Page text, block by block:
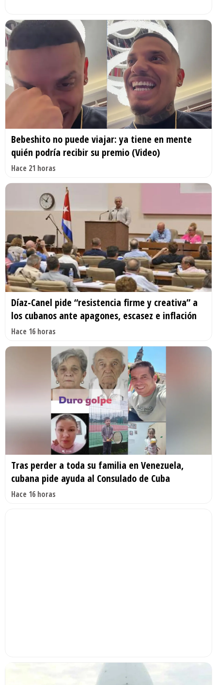
Bebeshito no puede viajar: ya tiene en mente
quién podría recibir su premio (Video)
Hace 21 horas
Díaz-Canel pide “resistencia firme y creativa” a
los cubanos ante apagones, escasez e inflación
Hace 16 horas
Tras perder a toda su familia en Venezuela,
cubana pide ayuda al Consulado de Cuba
Hace 16 horas